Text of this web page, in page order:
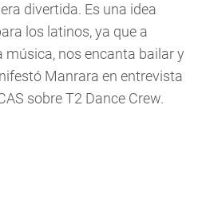
divertida. Es una idea
los latinos, ya que a
nos encanta bailar y
Manrara en entrevista
sobreT2 Dance Crew.